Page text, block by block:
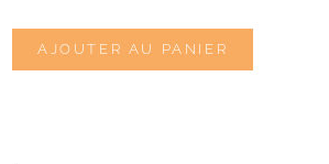
AJOUTER AU PANIER